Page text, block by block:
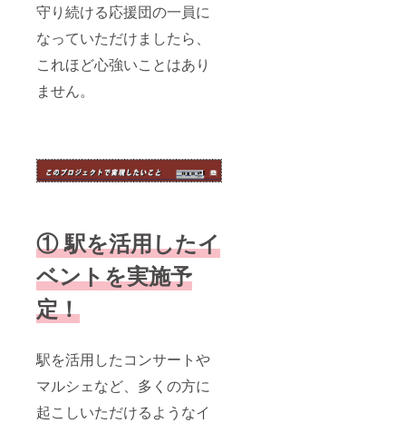
守り続ける応援団の一員に
なっていただけましたら、
これほど心強いことはあり
ません。
① 駅を活用したイ
ベントを実施予
定！
駅を活用したコンサートや
マルシェなど、多くの方に
起こしいただけるようなイ